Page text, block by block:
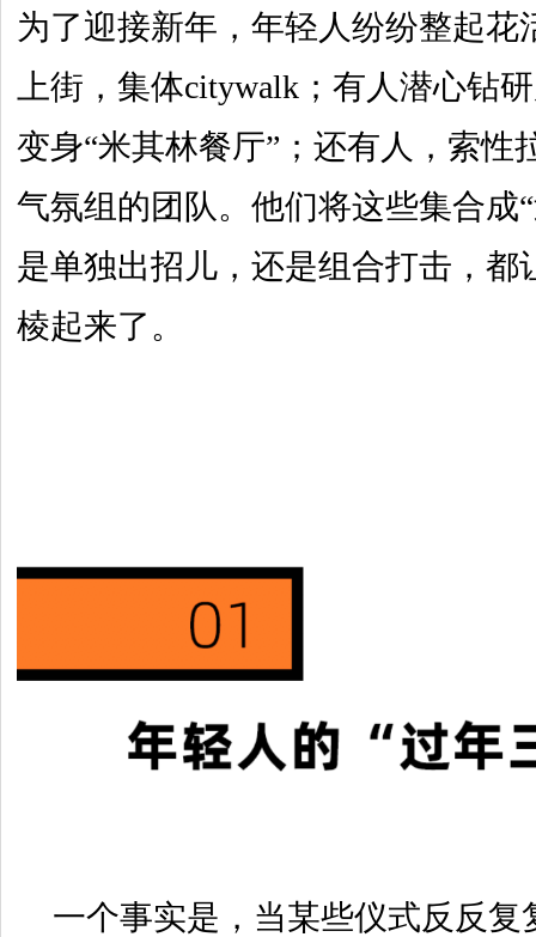
为了迎接新年，年轻人纷纷整起花
上街，集体citywalk；有人潜心钻
变身“米其林餐厅”；还有人，索性
气氛组的团队。他们将这些集合成
是单独出招儿，还是组合打击，都
棱起来了。
一个事实是，当某些仪式反反复